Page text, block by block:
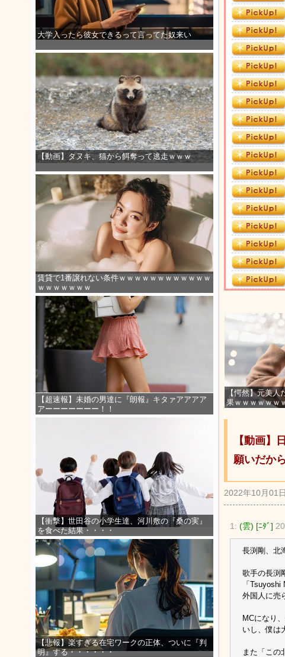
大学入ったら彼女できるって言ってた奴来い
【動画】タヌキ、猫から餌奪って逃走ｗｗｗ
賃貸で1番譲れない条件ｗｗｗｗｗｗｗｗｗｗｗｗ
ｗｗｗｗｗｗｗ
【超速報】未婚の男達に『朗報』キタァアアアア
アーーーーーーー！！
【衝撃】世田谷の小学生達、河川敷の『桑の実』
を食べた結果・・・・
【悲報】楽すぎる在宅ワークの正体、ついに『判
明』する・・・・・・
【愕然】元美
果ｗｗｗｗｗｗ
【動画】
願いだか
2022年10月01
1: (雲) [ﾆﾀﾞ]
長渕剛、北
歌手の長渕
「
外国人に売
MCになり
いし、僕は
また「この